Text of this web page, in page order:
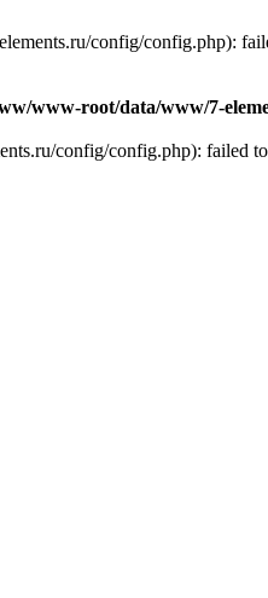
config/config.php):
www-root/data/www/7-
config/config.php): failed to